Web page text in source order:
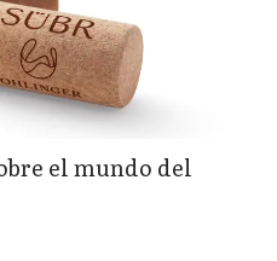
el mundo del